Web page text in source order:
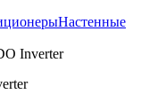
Настенные
Inverter